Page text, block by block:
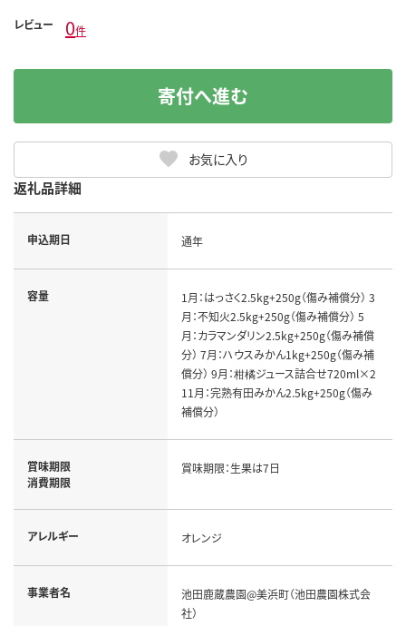
レビュー 0件
お気に入り
寄付へ進む
返礼品詳細
申込期日 通年
容量
1月：はっさく2.5kg+250g（傷み補償分） 3
月：不知火2.5kg+250g（傷み補償分） 5
月：カラマンダリン2.5kg+250g（傷み補償
分） 7月：ハウスみかん1kg+250g（傷み補
償分） 9月：柑橘ジュース詰合せ720ml×2
11月：完熟有田みかん2.5kg+250g（傷み
補償分）
賞味期限
消費期限
賞味期限：生果は7日
アレルギー オレンジ
事業者名
池田鹿蔵農園@美浜町（池田農園株式会
社）